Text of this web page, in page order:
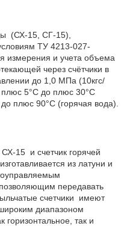
(СХ-15, СГ-15),
ТУ 4213-027-
измерения и учета объема
через счётчики в
до 1,0 МПа (10кгс/
плюс 5°С до плюс 30°С
плюс 90°С (горячая вода).
15 и счетчик горячей
из латуни и
передавать
счетчики имеют
диапазоном
горизонтальное, так и